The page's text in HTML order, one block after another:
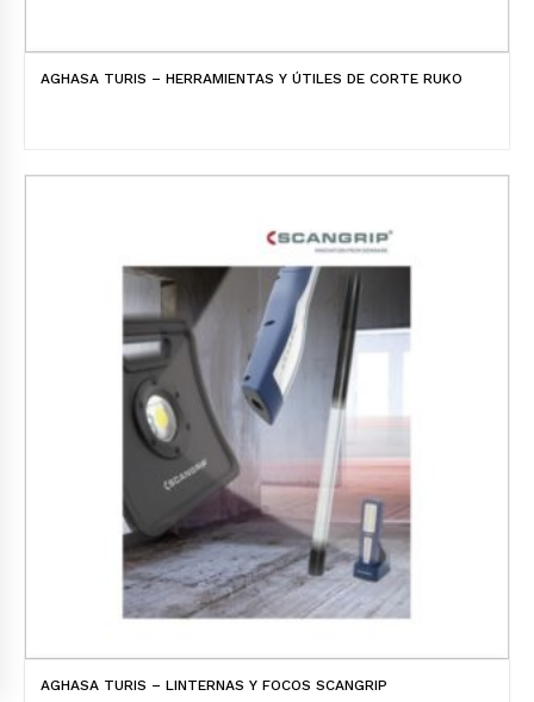
AGHASA TURIS – HERRAMIENTAS Y ÚTILES DE CORTE RUKO
AGHASA TURIS – LINTERNAS Y FOCOS SCANGRIP